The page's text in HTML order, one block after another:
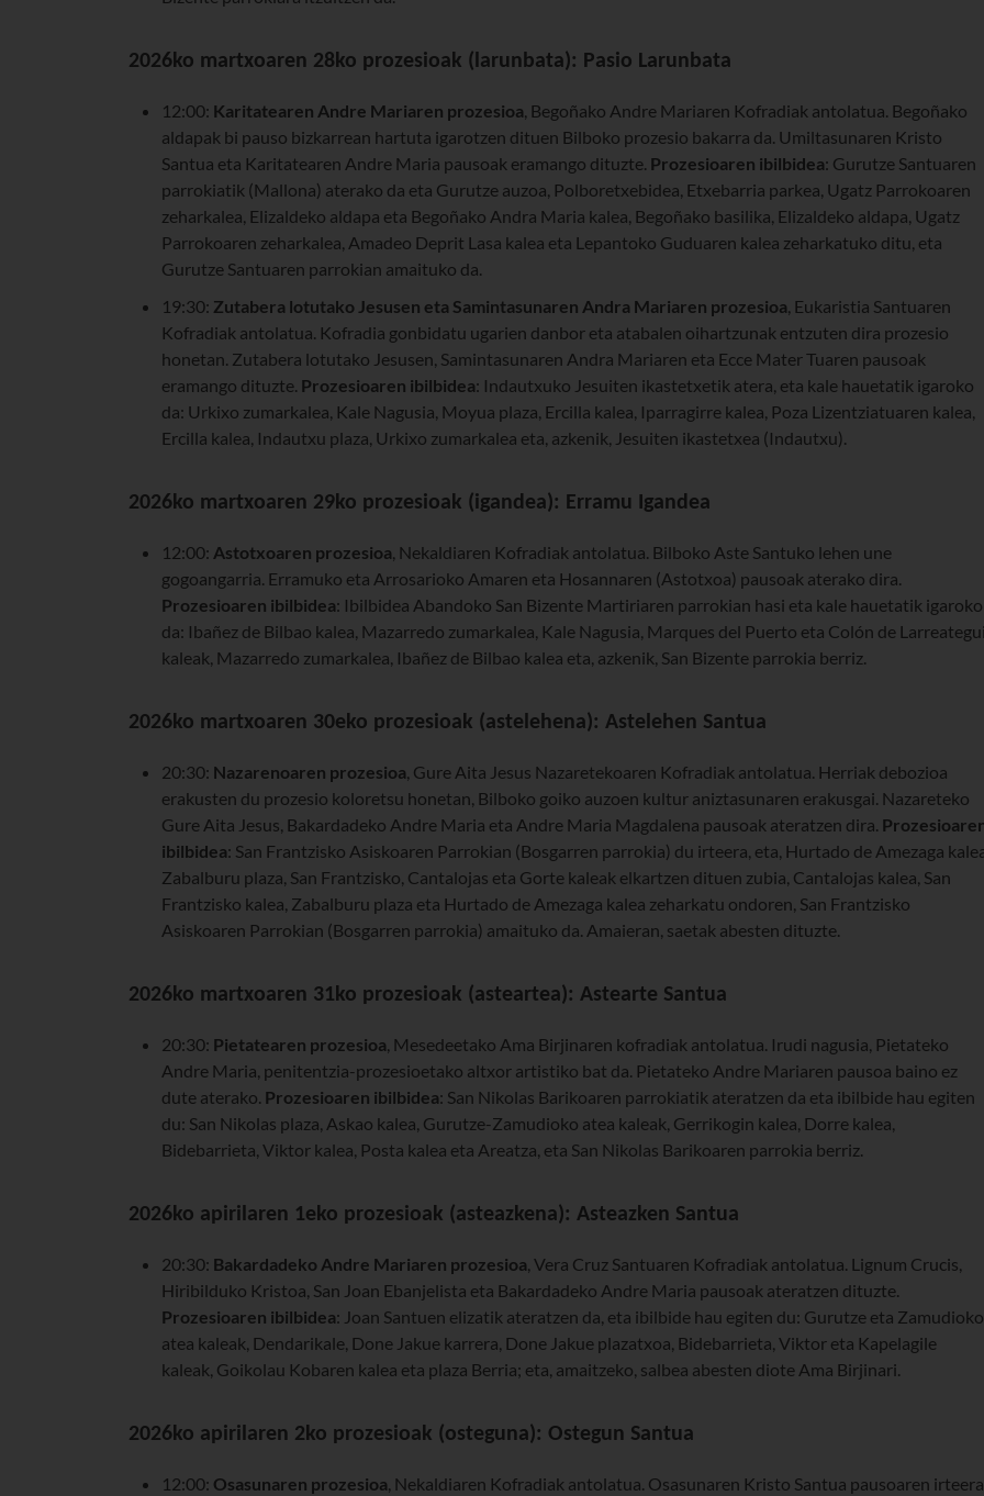
2026ko martxoaren 28ko prozesioak (larunbata): Pasio Larunbata
12:00: Karitatearen Andre Mariaren prozesioa, Begoñako Andre Mariaren Kofradiak antolatua. Begoñako
aldapak bi pauso bizkarrean hartuta igarotzen dituen Bilboko prozesio bakarra da. Umiltasunaren Kristo
Santua eta Karitatearen Andre Maria pausoak eramango dituzte. Prozesioaren ibilbidea: Gurutze Santuaren
parrokiatik (Mallona) aterako da eta Gurutze auzoa, Polboretxebidea, Etxebarria parkea, Ugatz Parrokoaren
zeharkalea, Elizaldeko aldapa eta Begoñako Andra Maria kalea, Begoñako basilika, Elizaldeko aldapa, Ugatz
Parrokoaren zeharkalea, Amadeo Deprit Lasa kalea eta Lepantoko Guduaren kalea zeharkatuko ditu, eta
Gurutze Santuaren parrokian amaituko da.
19:30: Zutabera lotutako Jesusen eta Samintasunaren Andra Mariaren prozesioa, Eukaristia Santuaren
Kofradiak antolatua. Kofradia gonbidatu ugarien danbor eta atabalen oihartzunak entzuten dira prozesio
honetan. Zutabera lotutako Jesusen, Samintasunaren Andra Mariaren eta Ecce Mater Tuaren pausoak
eramango dituzte. Prozesioaren ibilbidea: Indautxuko Jesuiten ikastetxetik atera, eta kale hauetatik igaroko
da: Urkixo zumarkalea, Kale Nagusia, Moyua plaza, Ercilla kalea, Iparragirre kalea, Poza Lizentziatuaren kalea,
Ercilla kalea, Indautxu plaza, Urkixo zumarkalea eta, azkenik, Jesuiten ikastetxea (Indautxu).
2026ko martxoaren 29ko prozesioak (igandea): Erramu Igandea
12:00: Astotxoaren prozesioa, Nekaldiaren Kofradiak antolatua. Bilboko Aste Santuko lehen une
gogoangarria. Erramuko eta Arrosarioko Amaren eta Hosannaren (Astotxoa) pausoak aterako dira.
Prozesioaren ibilbidea: Ibilbidea Abandoko San Bizente Martiriaren parrokian hasi eta kale hauetatik igaroko
da: Ibañez de Bilbao kalea, Mazarredo zumarkalea, Kale Nagusia, Marques del Puerto eta Colón de
kaleak, Mazarredo zumarkalea, Ibañez de Bilbao kalea eta, azkenik, San Bizente parrokia berriz.
2026ko martxoaren 30eko prozesioak (astelehena): Astelehen Santua
20:30: Nazarenoaren prozesioa, Gure Aita Jesus Nazaretekoaren Kofradiak antolatua. Herriak debozioa
erakusten du prozesio koloretsu honetan, Bilboko goiko auzoen kultur aniztasunaren erakusgai. Nazareteko
Gure Aita Jesus, Bakardadeko Andre Maria eta Andre Maria Magdalena pausoak ateratzen dira.
ibilbidea: San Frantzisko Asiskoaren Parrokian (Bosgarren parrokia) du irteera, eta, Hurtado de Amezaga
Zabalburu plaza, San Frantzisko, Cantalojas eta Gorte kaleak elkartzen dituen zubia, Cantalojas kalea, San
Frantzisko kalea, Zabalburu plaza eta Hurtado de Amezaga kalea zeharkatu ondoren, San Frantzisko
Asiskoaren Parrokian (Bosgarren parrokia) amaituko da. Amaieran, saetak abesten dituzte.
2026ko martxoaren 31ko prozesioak (asteartea): Astearte Santua
20:30: Pietatearen prozesioa, Mesedeetako Ama Birjinaren kofradiak antolatua. Irudi nagusia, Pietateko
Andre Maria, penitentzia-prozesioetako altxor artistiko bat da. Pietateko Andre Mariaren pausoa baino ez
dute aterako. Prozesioaren ibilbidea: San Nikolas Barikoaren parrokiatik ateratzen da eta ibilbide hau egiten
du: San Nikolas plaza, Askao kalea, Gurutze-Zamudioko atea kaleak, Gerrikogin kalea, Dorre kalea,
Bidebarrieta, Viktor kalea, Posta kalea eta Areatza, eta San Nikolas Barikoaren parrokia berriz.
2026ko apirilaren 1eko prozesioak (asteazkena): Asteazken Santua
20:30: Bakardadeko Andre Mariaren prozesioa, Vera Cruz Santuaren Kofradiak antolatua. Lignum Crucis,
Hiribilduko Kristoa, San Joan Ebanjelista eta Bakardadeko Andre Maria pausoak ateratzen dituzte.
Prozesioaren ibilbidea: Joan Santuen elizatik ateratzen da, eta ibilbide hau egiten du: Gurutze eta Zamudioko
atea kaleak, Dendarikale, Done Jakue karrera, Done Jakue plazatxoa, Bidebarrieta, Viktor eta Kapelagile
kaleak, Goikolau Kobaren kalea eta plaza Berria; eta, amaitzeko, salbea abesten diote Ama Birjinari.
2026ko apirilaren 2ko prozesioak (osteguna): Ostegun Santua
12:00: Osasunaren prozesioa, Nekaldiaren Kofradiak antolatua. Osasunaren Kristo Santua pausoaren